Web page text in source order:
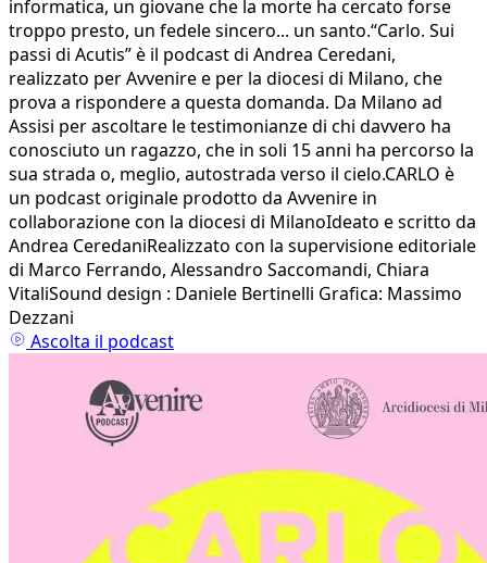
informatica, un giovane che la morte ha cercato forse
troppo presto, un fedele sincero... un santo.“Carlo. Sui
passi di Acutis” è il podcast di Andrea Ceredani,
realizzato per Avvenire e per la diocesi di Milano, che
prova a rispondere a questa domanda. Da Milano ad
Assisi per ascoltare le testimonianze di chi davvero ha
conosciuto un ragazzo, che in soli 15 anni ha percorso la
sua strada o, meglio, autostrada verso il cielo.CARLO è
un podcast originale prodotto da Avvenire in
collaborazione con la diocesi di MilanoIdeato e scritto da
Andrea CeredaniRealizzato con la supervisione editoriale
di Marco Ferrando, Alessandro Saccomandi, Chiara
VitaliSound design : Daniele Bertinelli Grafica: Massimo
Dezzani
Ascolta il podcast